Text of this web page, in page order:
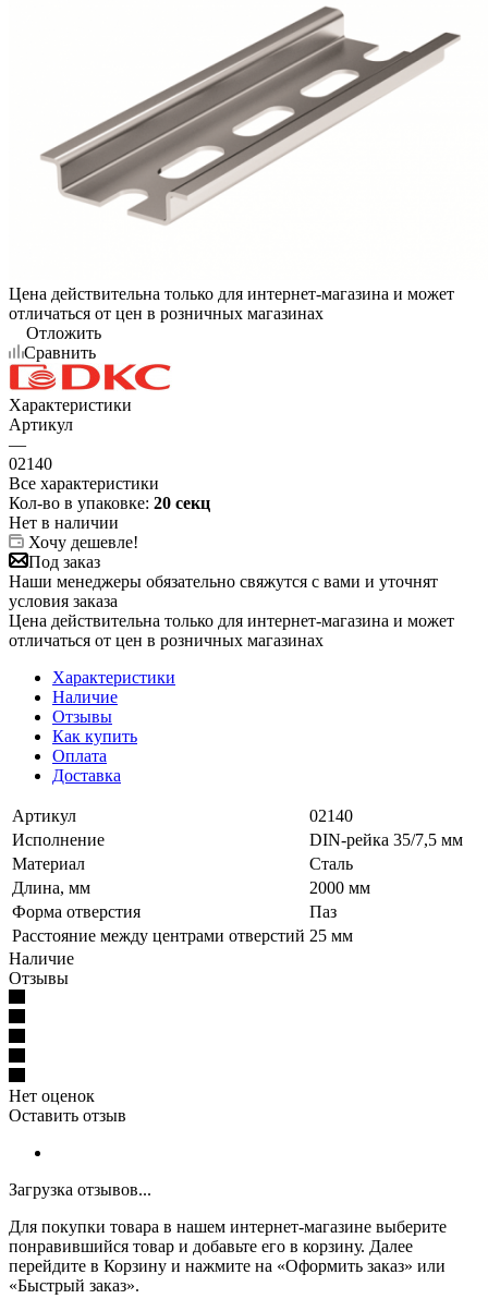
Цена действительна только для интернет-магазина и может
отличаться от цен в розничных магазинах
Отложить
Сравнить
Характеристики
Артикул
—
02140
Все характеристики
Кол-во в упаковке: 20 секц
Нет в наличии
Хочу дешевле!
Под заказ
Наши менеджеры обязательно свяжутся с вами и уточнят
условия заказа
Цена действительна только для интернет-магазина и может
отличаться от цен в розничных магазинах
Характеристики
Наличие
Отзывы
Как купить
Оплата
Доставка
Артикул
02140
Исполнение
DIN-рейка 35/7,5 мм
Материал
Сталь
Длина, мм
2000 мм
Форма отверстия
Паз
Расстояние между центрами отверстий 25 мм
Наличие
Отзывы
Нет оценок
Оставить отзыв
Загрузка отзывов...
Для покупки товара в нашем интернет-магазине выберите
понравившийся товар и добавьте его в корзину. Далее
перейдите в Корзину и нажмите на «Оформить заказ» или
«Быстрый заказ».